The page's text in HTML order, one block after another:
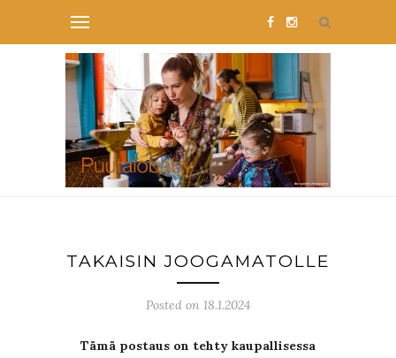
TAKAISIN JOOGAMATOLLE
Posted on 18.1.2024
Tämä postaus on tehty kaupallisessa